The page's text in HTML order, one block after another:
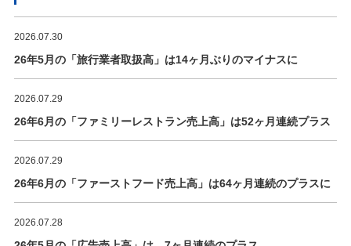
2026.07.30
26年5月の「旅行業者取扱高」は14ヶ月ぶりのマイナスに
2026.07.29
26年6月の「ファミリーレストラン売上高」は52ヶ月連続プラス
2026.07.29
26年6月の「ファーストフード売上高」は64ヶ月連続のプラスに
2026.07.28